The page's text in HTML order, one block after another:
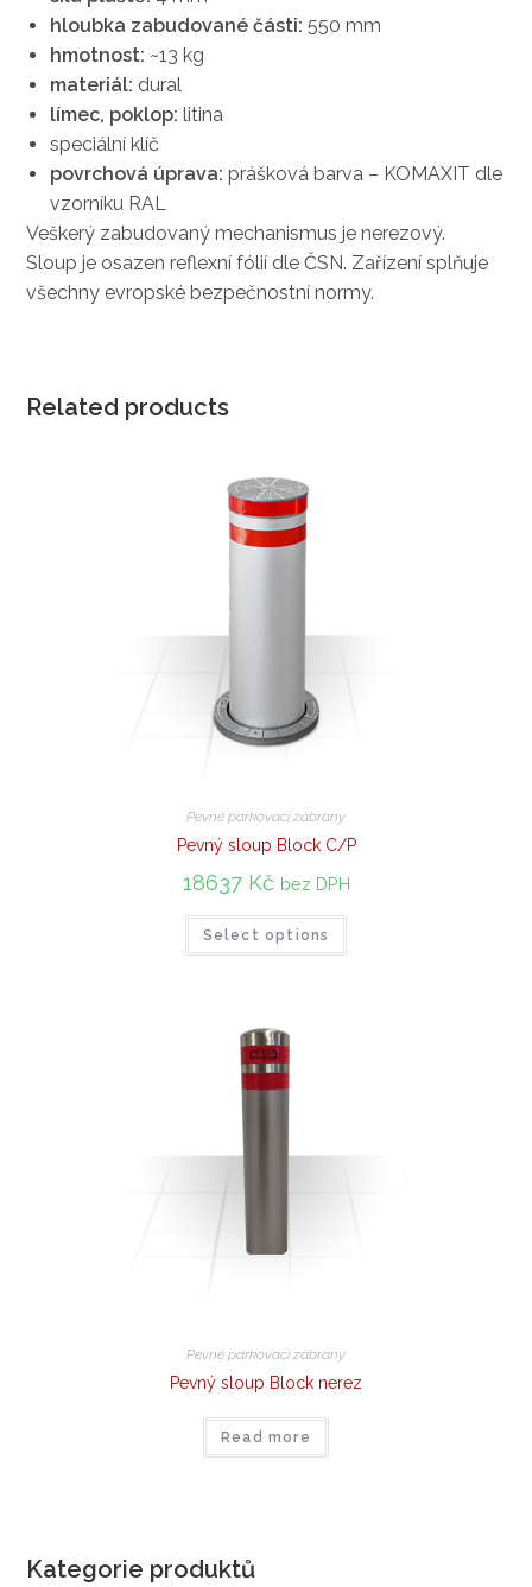
hloubka zabudované části: 550 mm
hmotnost: ~13 kg
materiál: dural
límec, poklop: litina
speciální klíč
povrchová úprava: prášková barva – KOMAXIT dle
vzorníku RAL
Veškerý zabudovaný mechanismus je nerezový.
Sloup je osazen reflexní fólií dle ČSN. Zařízení splňuje
všechny evropské bezpečnostní normy.
Related products
Pevné parkovací zábrany
Pevný sloup Block C/P
18637 Kč bez DPH
Select options
Pevné parkovací zábrany
Pevný sloup Block nerez
Read more
Kategorie produktů